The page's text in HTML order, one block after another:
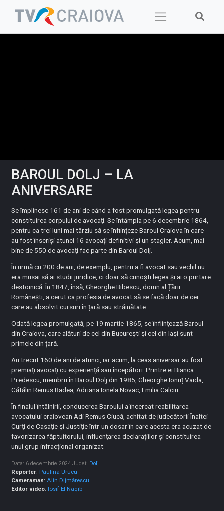
BAROUL DOLJ – LA
ANIVERSARE
Se împlinesc 161 de ani de când a fost promulgată legea pentru
constituirea corpului de avocați. Se întâmpla pe 6 decembrie 1864,
pentru ca trei luni mai târziu să se înființeze Baroul Craiova în care
au fost înscriși atunci 16 avocați definitivi și un stagier. Acum, mai
bine de 550 de avocați fac parte din Baroul Dolj.
În urmă cu 200 de ani, de exemplu, pentru a fi avocat sau vechil nu
era musai să ai studii juridice, ci doar să cunoști legea și ai o purtare
destoinică. În 1847, însă, Gheorghe Bibescu, domn al Țării
Românești, a cerut ca profesia de avocat să se facă doar de cei
care au absolvit cursuri în țară sau străinătate.
Odată legea promulgată, pe 19 martie 1865, se înființează Baroul
din Craiova, care alături de cel din București și cel din Iași sunt
primele din țară.
Au trecut 160 de ani de atunci, iar acum, la ceas aniversar au fost
premiați avocați cu experiență sau începători. Printre ei Bianca
Predescu, membru în Baroul Dolj din 1985, Gheorghe Ionuț Vaida,
Cătălin Remus Badea, Adriana Ionela Novac, Emilia Calciu.
În finalul întâlnirii, conducerea Baroului a încercat reabilitarea
avocatului craiovean Adi Remus Ciucă, achitat de judecătorii Înaltei
Curți de Casație și Justiție într-un dosar în care acesta era acuzat de
favorizarea făptuitorului, influențarea declarațiilor și constituirea
unui grup infracțional organizat.
Data: 6 decembrie 2024 Judet: Dolj
Reporter: Paulina Urucu
Cameraman:Alin Dijmărescu
Editor video: Iosif El-Naqib